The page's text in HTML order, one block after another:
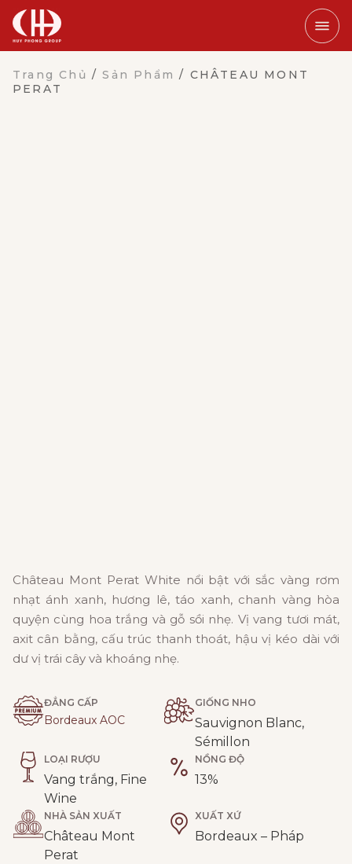
Trang Chủ /Sản Phẩm / CHÂTEAU MONT
PERAT
Château Mont Perat White nổi bật với sắc vàng rơm
nhạt ánh xanh, hương lê, táo xanh, chanh vàng hòa
quyện cùng hoa trắng và gỗ sồi nhẹ. Vị vang tươi mát,
axit cân bằng, cấu trúc thanh thoát, hậu vị kéo dài với
dư vị trái cây và khoáng nhẹ.
ĐẲNG CẤP
Bordeaux AOC
GIỐNG NHO
Sauvignon Blanc,
Sémillon
LOẠI RƯỢU
Vang trắng, Fine
Wine
NỒNG ĐỘ
13%
NHÀ SẢN XUẤT
Château Mont
Perat
XUẤT XỨ
Bordeaux – Pháp